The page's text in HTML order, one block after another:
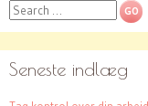
Search
Seneste indlæg